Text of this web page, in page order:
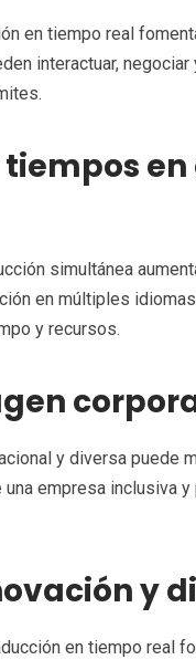
en tiempo real
interactuar,
tiempos
simultánea
en múltiples
y recursos.
y diversa puede
empresa inclusiva
y
en tiempo real